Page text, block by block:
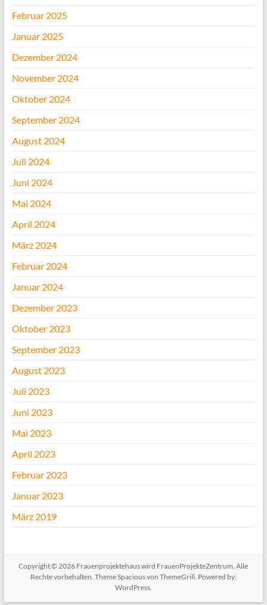
Februar 2025
Januar 2025
Dezember 2024
November 2024
Oktober 2024
September 2024
August 2024
Juli 2024
Juni 2024
Mai 2024
April 2024
März 2024
Februar 2024
Januar 2024
Dezember 2023
Oktober 2023
September 2023
August 2023
Juli 2023
Juni 2023
Mai 2023
April 2023
Februar 2023
Januar 2023
März 2019
Copyright © 2026 Frauenprojektehaus wird FrauenProjekteZentrum . Alle
Rechte vorbehalten. ThemeSpaciousvon ThemeGrill. Powered by:
WordPress.